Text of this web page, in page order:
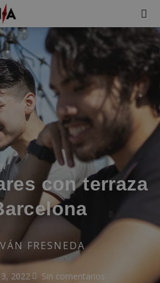
con terraza
FRESNEDA
2022 Sin comentarios